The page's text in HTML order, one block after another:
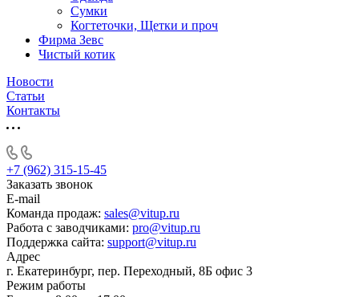
Сумки
Когтеточки, Щетки и проч
Фирма Зевс
Чистый котик
Новости
Статьи
Контакты
+7 (962) 315-15-45
Заказать звонок
E-mail
Команда продаж: sales@vitup.ru
Работа с заводчиками: pro@vitup.ru
Поддержка сайта: support@vitup.ru
Адрес
г. Екатеринбург, пер. Переходный, 8Б офис 3
Режим работы